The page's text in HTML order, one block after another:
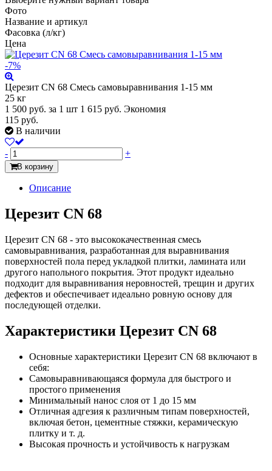
Фото
Название и артикул
Фасовка (л/кг)
Цена
-7%
Церезит СN 68 Смесь самовыравнивания 1-15 мм
25 кг
1 500 руб. за 1 шт 1 615 руб. Экономия
115 руб.
В наличии
- +
В корзину
Описание
Церезит CN 68
Церезит CN 68 - это высококачественная смесь
самовыравнивания, разработанная для выравнивания
поверхностей пола перед укладкой плитки, ламината или
другого напольного покрытия. Этот продукт идеально
подходит для выравнивания неровностей, трещин и других
дефектов и обеспечивает идеально ровную основу для
последующей отделки.
Характеристики Церезит CN 68
Основные характеристики Церезит CN 68 включают в
себя:
Самовыравнивающаяся формула для быстрого и
простого применения
Минимальный нанос слоя от 1 до 15 мм
Отличная адгезия к различным типам поверхностей,
включая бетон, цементные стяжки, керамическую
плитку и т. д.
Высокая прочность и устойчивость к нагрузкам